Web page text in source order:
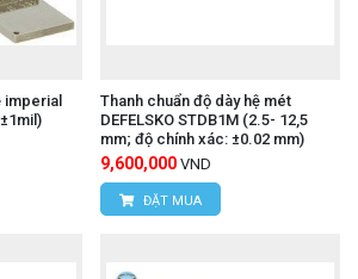
imperial
Thanh chuẩn độ dày hệ mét
DEFELSKO STDB1M (2.5- 12,5
mm; độ chính xác: ±0.02 mm)
9,600,000 VND
ĐẶT MUA